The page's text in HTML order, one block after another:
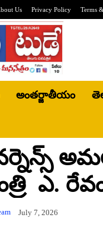
Us Privacy Policy Terms
అంతర్జాతీయం
ఎ.
July 7, 2026